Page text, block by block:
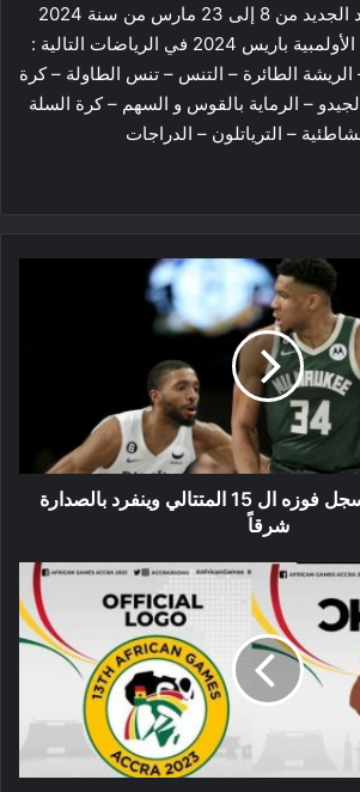
الغانية أكرا في الموعد الجديد من 8 إلى 23 مارس من سنة 2024
محطة تأهيلية للألعاب الأولمبية باريس 2024 في الرياضات التالية :
الريشة الطائرة – التنس – تنس الطاولة – كرة
– الرماية بالقوس و السهم – كرة السلة
NBA: ميلووكي يسجل فوزه ال 15 المتتالي وينفرد بالصدارة
شرقاً